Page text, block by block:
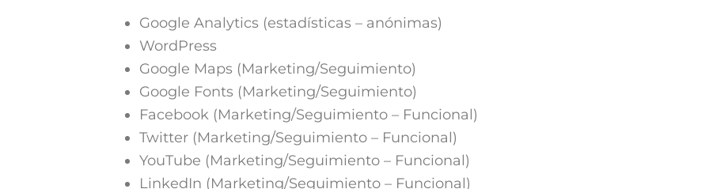
Google Analytics (estadísticas – anónimas)
WordPress
Google Maps (Marketing/Seguimiento)
Google Fonts (Marketing/Seguimiento)
Facebook (Marketing/Seguimiento – Funcional)
Twitter (Marketing/Seguimiento – Funcional)
YouTube (Marketing/Seguimiento – Funcional)
LinkedIn (Marketing/Seguimiento – Funcional)